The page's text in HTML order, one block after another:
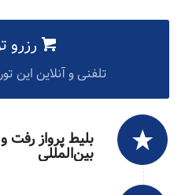
رزرو
تلفنی و آنلاین این
بلیط پرواز
بین‌المللی